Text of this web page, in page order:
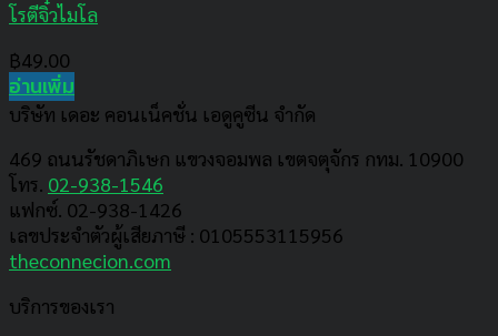
โรตีจิ๋วไมโล
฿49.00
อ่านเพิ่ม
บริษัท เดอะ คอนเน็คชั่น เอดูคูซีน จำกัด
469 ถนนรัชดาภิเษก แขวงจอมพล เขตจตุจักร กทม. 10900
โทร. 02-938-1546
แฟกซ์. 02-938-1426
เลขประจำตัวผู้เสียภาษี : 0105553115956
theconnecion.com
บริการของเรา